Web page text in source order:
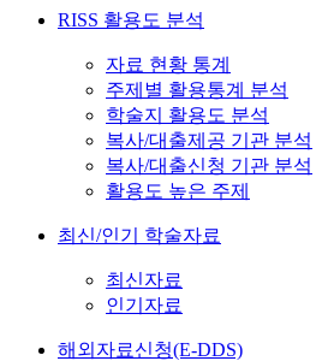
RISS 활용도 분석
자료 현황 통계
주제별 활용통계 분석
학술지 활용도 분석
복사/대출제공 기관 분석
복사/대출신청 기관 분석
활용도 높은 주제
최신/인기 학술자료
최신자료
인기자료
해외자료신청(E-DDS)